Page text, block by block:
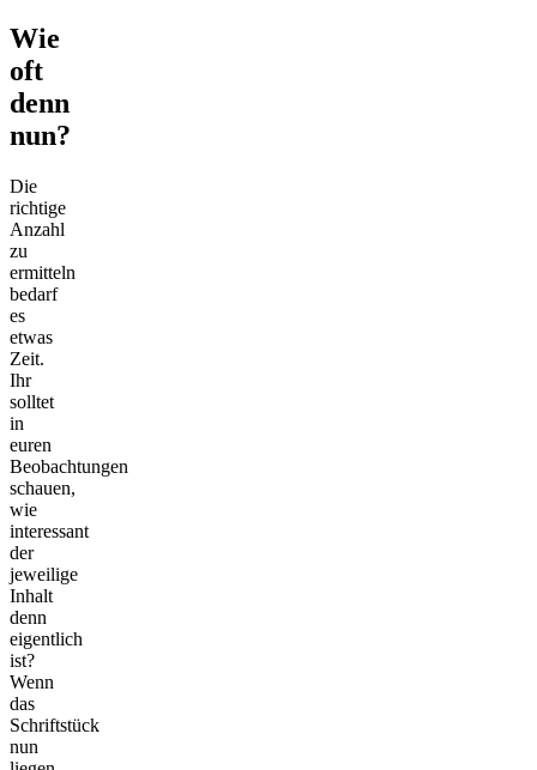
Wie
oft
denn
nun?
Die
richtige
Anzahl
zu
ermitteln
bedarf
es
etwas
Zeit.
Ihr
solltet
in
euren
Beobachtungen
schauen,
wie
interessant
der
jeweilige
Inhalt
denn
eigentlich
ist?
Wenn
das
Schriftstück
nun